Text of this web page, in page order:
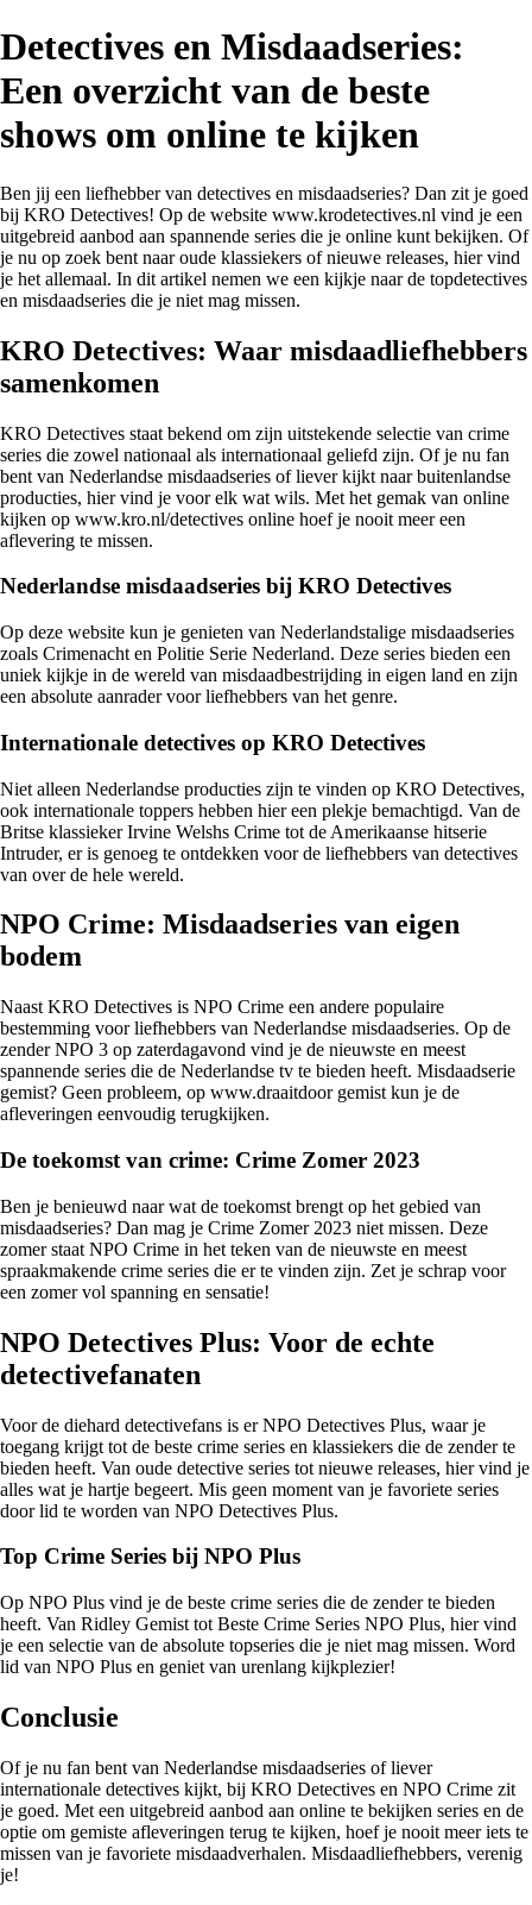
Detectives en Misdaadseries:
Een overzicht van de beste
shows om online te kijken
Ben jij een liefhebber van detectives en misdaadseries? Dan zit je goed
bij KRO Detectives! Op de website www.krodetectives.nl vind je een
uitgebreid aanbod aan spannende series die je online kunt bekijken. Of
je nu op zoek bent naar oude klassiekers of nieuwe releases, hier vind
je het allemaal. In dit artikel nemen we een kijkje naar de topdetectives
en misdaadseries die je niet mag missen.
KRO Detectives: Waar misdaadliefhebbers
samenkomen
KRO Detectives staat bekend om zijn uitstekende selectie van crime
series die zowel nationaal als internationaal geliefd zijn. Of je nu fan
bent van Nederlandse misdaadseries of liever kijkt naar buitenlandse
producties, hier vind je voor elk wat wils. Met het gemak van online
kijken op www.kro.nl/detectives online hoef je nooit meer een
aflevering te missen.
Nederlandse misdaadseries bij KRO Detectives
Op deze website kun je genieten van Nederlandstalige misdaadseries
zoals Crimenacht en Politie Serie Nederland. Deze series bieden een
uniek kijkje in de wereld van misdaadbestrijding in eigen land en zijn
een absolute aanrader voor liefhebbers van het genre.
Internationale detectives op KRO Detectives
Niet alleen Nederlandse producties zijn te vinden op KRO Detectives,
ook internationale toppers hebben hier een plekje bemachtigd. Van de
Britse klassieker Irvine Welshs Crime tot de Amerikaanse hitserie
Intruder, er is genoeg te ontdekken voor de liefhebbers van detectives
van over de hele wereld.
NPO Crime: Misdaadseries van eigen
bodem
Naast KRO Detectives is NPO Crime een andere populaire
bestemming voor liefhebbers van Nederlandse misdaadseries. Op de
zender NPO 3 op zaterdagavond vind je de nieuwste en meest
spannende series die de Nederlandse tv te bieden heeft. Misdaadserie
gemist? Geen probleem, op www.draaitdoor gemist kun je de
afleveringen eenvoudig terugkijken.
De toekomst van crime: Crime Zomer 2023
Ben je benieuwd naar wat de toekomst brengt op het gebied van
misdaadseries? Dan mag je Crime Zomer 2023 niet missen. Deze
zomer staat NPO Crime in het teken van de nieuwste en meest
spraakmakende crime series die er te vinden zijn. Zet je schrap voor
een zomer vol spanning en sensatie!
NPO Detectives Plus: Voor de echte
detectivefanaten
Voor de diehard detectivefans is er NPO Detectives Plus, waar je
toegang krijgt tot de beste crime series en klassiekers die de zender te
bieden heeft. Van oude detective series tot nieuwe releases, hier vind je
alles wat je hartje begeert. Mis geen moment van je favoriete series
door lid te worden van NPO Detectives Plus.
Top Crime Series bij NPO Plus
Op NPO Plus vind je de beste crime series die de zender te bieden
heeft. Van Ridley Gemist tot Beste Crime Series NPO Plus, hier vind
je een selectie van de absolute topseries die je niet mag missen. Word
lid van NPO Plus en geniet van urenlang kijkplezier!
Conclusie
Of je nu fan bent van Nederlandse misdaadseries of liever
internationale detectives kijkt, bij KRO Detectives en NPO Crime zit
je goed. Met een uitgebreid aanbod aan online te bekijken series en de
optie om gemiste afleveringen terug te kijken, hoef je nooit meer iets te
missen van je favoriete misdaadverhalen. Misdaadliefhebbers, verenig
je!